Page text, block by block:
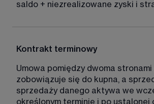
saldo + niezrealizowane zyski i
Kontrakt terminowy
Umowa pomiędzy dwoma
zobowiązuje się do kupna, a
sprzedaży danego aktywa we
określonym terminie i po ustalonej